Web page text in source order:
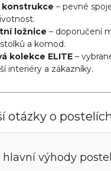
konstrukce – pevné
ložnice – doporučení
a komod.
kolekce ELITE –
interiéry a zákazníky.
otázky o
hlavní výhody